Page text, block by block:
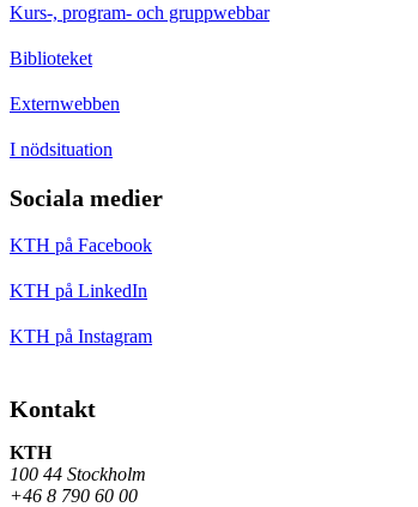
Kurs-, program- och gruppwebbar
Biblioteket
Externwebben
I nödsituation
Sociala medier
KTH på Facebook
KTH på LinkedIn
KTH på Instagram
Kontakt
KTH
100 44 Stockholm
+46 8 790 60 00